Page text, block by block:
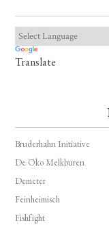
Translate
Bruderhahn Initiative
De Öko Melkburen
Demeter
Feinheimisch
Fishfight